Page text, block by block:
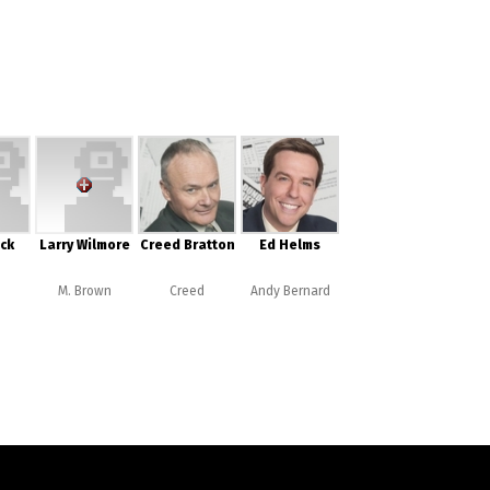
Larry Wilmore
M. Brown
Creed Bratton
Creed
Ed Helms
Andy Bernard